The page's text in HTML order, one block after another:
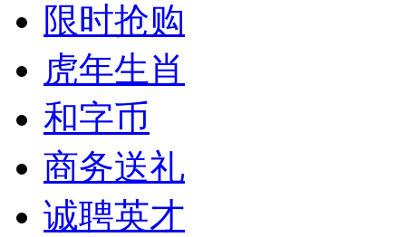
限时抢购
虎年生肖
和字币
商务送礼
诚聘英才